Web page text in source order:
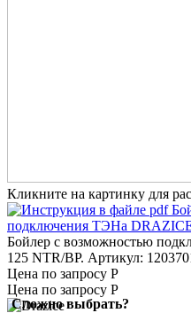
Кликните на картинку для
Бойлер с возможностью
125 NTR/BP. Артикул:
Цена по запросу Р
Цена по запросу Р
Сложно выбрать?